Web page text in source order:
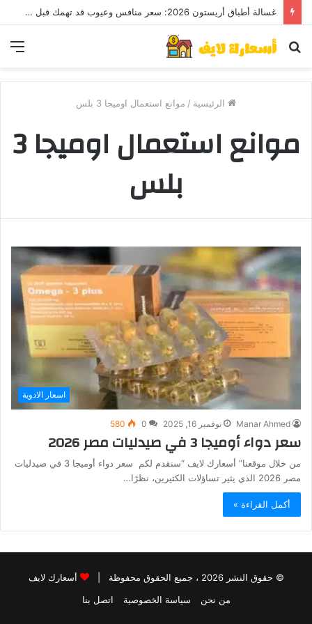
غسالة أطباق أريستون 2026: سعر منافس وعيوب قد تهمك قبل الشراء
بحث
الرئيسية / موانع استعمال اوميجا 3 بلس
موانع استعمال اوميجا 3
بلس
اسعار الادوية
Manar Ahmed نوفمبر 16, 2025 0
580
سعر دواء أوميجا 3 في صيدليات مصر 2026
من خلال موقعنا” أسعارك لايف “سنقدم لكم سعر دواء أوميجا 3 في صيدليات
مصر 2026 الذي يثير تساؤلات الكثيرين، نظرًا…
أكمل القراءة »
© حقوق النشر 2026 ، جميع الحقوق محفوظة |
أسعارك لايف
من نحن
سياسة الخصوصية اتصل بنا